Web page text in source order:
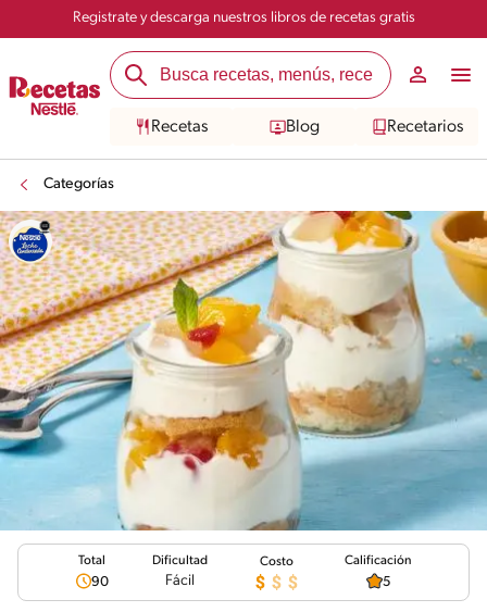
Registrate y descarga nuestros libros de recetas gratis
Recetas Blog Recetarios
Categorías
Total
90
Dificultad
Fácil
Costo Calificación
5